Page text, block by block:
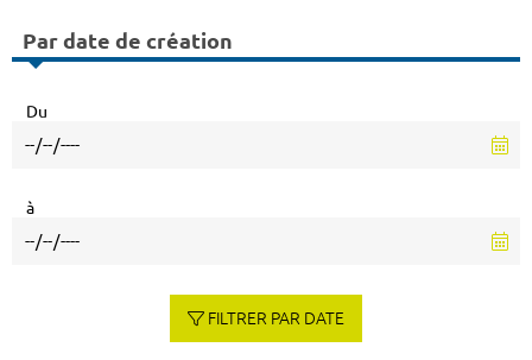
Par date de création
Du
à
FILTRER PAR DATE